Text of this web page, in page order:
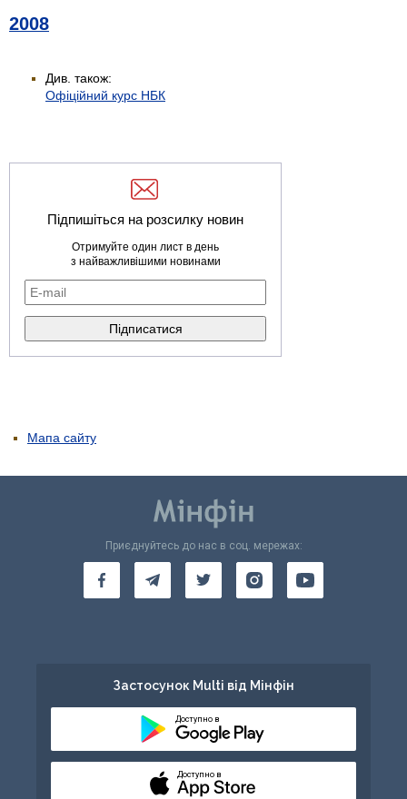
2008
Див. також:
Офіційний курс НБК
Підпишіться на розсилку новин
Отримуйте один лист в день
з найважливішими новинами
Мапа сайту
Приєднуйтесь до нас в соц. мережах:
Застосунок Multi від Мінфін
Доступно в
Доступно в